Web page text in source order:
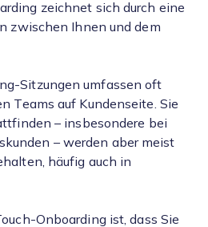
zeichnet sich durch eine
zwischen Ihnen und dem
Sitzungen umfassen oft
Teams auf Kundenseite. Sie
– insbesondere bei
– werden aber meist
häufig auch in
Onboarding ist, dass Sie